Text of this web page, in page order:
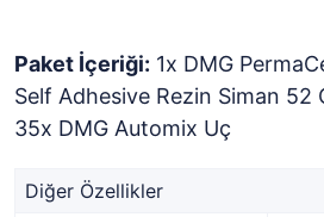
Paket İçeriği: 1x DMG
Self Adhesive Rezin Siman 52
35x DMG Automix Uç
Diğer Özellikler